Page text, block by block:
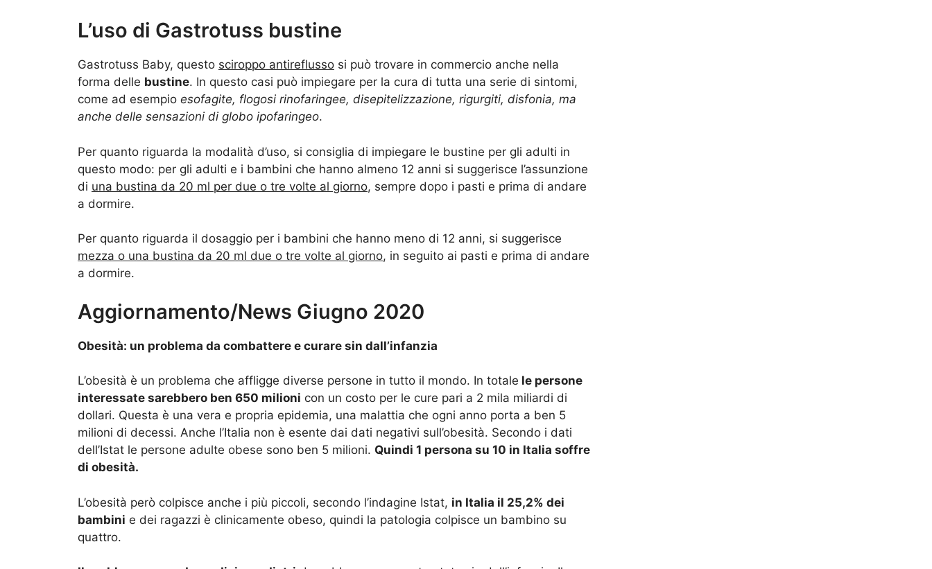
L’uso di Gastrotuss bustine
Gastrotuss Baby, questo sciroppo antireflusso si può trovare in commercio anche nella
forma delle bustine. In questo casi può impiegare per la cura di tutta una serie di sintomi,
come ad esempio esofagite, flogosi rinofaringee, disepitelizzazione, rigurgiti, disfonia, ma
anche delle sensazioni di globo ipofaringeo.
Per quanto riguarda la modalità d’uso, si consiglia di impiegare le bustine per gli adulti in
questo modo: per gli adulti e i bambini che hanno almeno 12 anni si suggerisce l’assunzione
di una bustina da 20 ml per due o tre volte al giorno, sempre dopo i pasti e prima di andare
a dormire.
Per quanto riguarda il dosaggio per i bambini che hanno meno di 12 anni, si suggerisce
mezza o una bustina da 20 ml due o tre volte al giorno, in seguito ai pasti e prima di andare
a dormire.
Aggiornamento/News Giugno 2020
Obesità: un problema da combattere e curare sin dall’infanzia
L’obesità è un problema che affligge diverse persone in tutto il mondo. In totale le persone
interessate sarebbero ben 650 milioni con un costo per le cure pari a 2 mila miliardi di
dollari. Questa è una vera e propria epidemia, una malattia che ogni anno porta a ben 5
milioni di decessi. Anche l’Italia non è esente dai dati negativi sull’obesità. Secondo i dati
dell’Istat le persone adulte obese sono ben 5 milioni. Quindi 1 persona su 10 in Italia soffre
di obesità.
L’obesità però colpisce anche i più piccoli, secondo l’indagine Istat, in Italia il 25,2% dei
bambini e dei ragazzi è clinicamente obeso, quindi la patologia colpisce un bambino su
quattro.